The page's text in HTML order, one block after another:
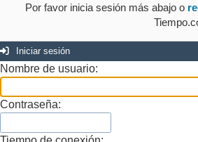
Por favor inicia sesión más abajo o
Iniciar sesión
Nombre de usuario:
Contraseña: